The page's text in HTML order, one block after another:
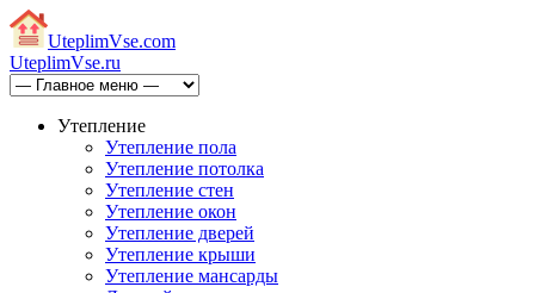
UteplimVse.com
UteplimVse.ru
Утепление
Утепление пола
Утепление потолка
Утепление стен
Утепление окон
Утепление дверей
Утепление крыши
Утепление мансарды